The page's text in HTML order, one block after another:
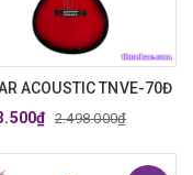
ACOUSTIC TNVE-70Đ
2.498.000₫